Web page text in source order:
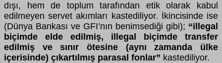
dışı, hem de toplum tarafından etik olarak kabul
edilmeyen servet akımları kastediliyor. İkincisinde ise
(Dünya Bankası ve GFI’nın benimsediği gibi); “illegal
biçimde elde edilmiş, illegal biçimde transfer
edilmiş ve sınır ötesine (aynı zamanda ülke
içerisinde) çıkartılmış parasal fonlar” kastediliyor.